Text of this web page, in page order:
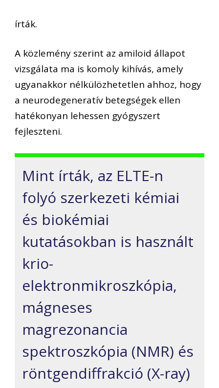
írták.
A közlemény szerint az amiloid állapot
vizsgálata ma is komoly kihívás, amely
ugyanakkor nélkülözhetetlen ahhoz, hogy
a neurodegeneratív betegségek ellen
hatékonyan lehessen gyógyszert
fejleszteni.
Mint írták, az ELTE-n
folyó szerkezeti kémiai
és biokémiai
kutatásokban is használt
krio-
elektronmikroszkópia,
mágneses
magrezonancia
spektroszkópia (NMR) és
röntgendiffrakció (X-ray)